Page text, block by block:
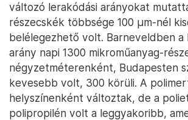
változó lerakódási arányokat
részecskék többsége 100 µm-nél
belélegezhető volt. Barneveldben a
arány napi 1300 mikroműanyag-
négyzetméterenként, Budapesten
kevesebb volt, 300 körüli. A
helyszínenként változtak, de a
polipropilén volt a leggyakoribb,